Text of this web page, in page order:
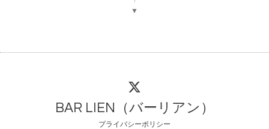
▼
BAR LIEN（バーリアン）
プライバシーポリシー